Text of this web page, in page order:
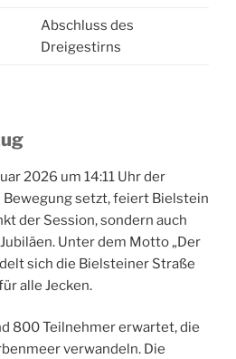
Abschluss des
Dreigestirns
2026 um 14:11 Uhr der
setzt, feiert Bielstein
der Session, sondern auch
Unter dem Motto „Der
sich die Bielsteiner Straße
alle Jecken.
800 Teilnehmer erwartet, die
verwandeln. Die